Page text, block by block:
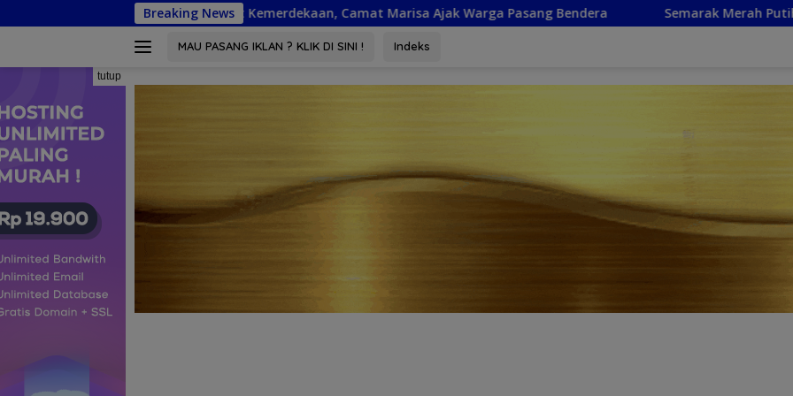
ke
Breaking News
Kemerdekaan, Camat Marisa Ajak Warga Pasang Bendera Semarak Merah Putih, Pencanangan HUT RI ke-81
MAU PASANG IKLAN ? KLIK DI SINI ! Indeks
tutup